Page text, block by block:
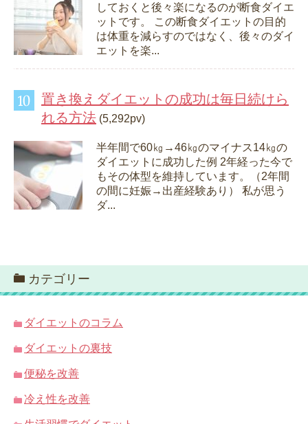
しておくと後々楽になるのが断食ダイエ
ットです。 この断食ダイエットの目的
は体重を減らすのではなく、後々のダイ
エットを楽...
置き換えダイエットの成功は毎日続けら
れる方法 (5,292pv)
半年間で60㎏→46㎏のマイナス14㎏の
ダイエットに成功した例 2年経った今で
もその体型を維持しています。（2年間
の間に妊娠→出産経験あり） 私が思う
ダ...
カテゴリー
ダイエットのコラム
ダイエットの裏技
便秘を改善
冷え性を改善